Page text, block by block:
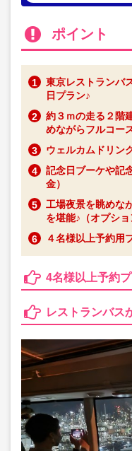
ポイント
東京レストランバ
日プラン♪
約３ｍの走る２階
めながらフルコー
ウェルカムドリン
記念日ブーケや記
金）
工場夜景を眺めな
を堪能♪（オプショ
４名様以上予約用
4名様以上予約プ
レストランバス